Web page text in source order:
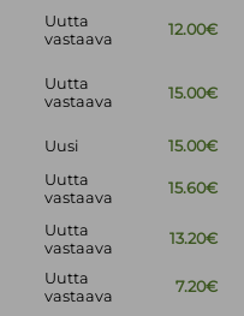
Uutta
vastaava
12.00€
Uutta
vastaava
15.00€
Uusi
15.00€
Uutta
vastaava
15.60€
Uutta
vastaava
13.20€
Uutta
vastaava
7.20€